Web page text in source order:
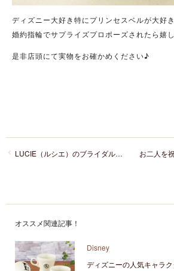
ディズニー大好き特にプリンセスベルが大好
婚約指輪でサプライズプロポーズされたら嬉
是非店頭にて実物をお確かめください♪
LUCIE（ルシエ）のブライダルでこだわりの指輪を選んで
オススメ関連記事！
Disney
ディズニーの人気キャラ